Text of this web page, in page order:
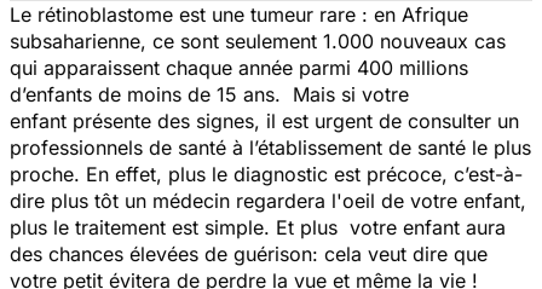
Le rétinoblastome est une tumeur rare : en Afrique
subsaharienne, ce sont seulement 1.000 nouveaux cas
qui apparaissent chaque année parmi 400 millions
d’enfants de moins de 15 ans. Mais si votre
enfant présente des signes, il est urgent de consulter un
professionnels de santé à l’établissement de santé le plus
proche. En effet, plus le diagnostic est précoce, c’est-à-
dire plus tôt un médecin regardera l'oeil de votre enfant,
plus le traitement est simple. Et plus votre enfant aura
des chances élevées de guérison: cela veut dire que
votre petit évitera de perdre la vue et même la vie !